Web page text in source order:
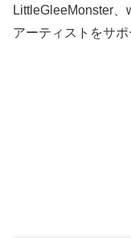
LittleGleeMonster
アーティストをサポ